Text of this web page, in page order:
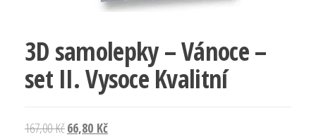
3D samolepky – Vánoce –
set II. Vysoce Kvalitní
167,00KčPůvodní
66,80 KčAktuální